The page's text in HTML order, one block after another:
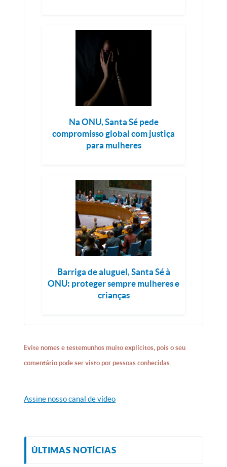
Na ONU, Santa Sé pede
compromisso global com justiça
para mulheres
Barriga de aluguel, Santa Sé à
ONU: proteger sempre mulheres e
crianças
Evite nomes e testemunhos muito explícitos, pois o seu
comentário pode ser visto por pessoas conhecidas.
Assine nosso canal de vídeo
ÚLTIMAS NOTÍCIAS